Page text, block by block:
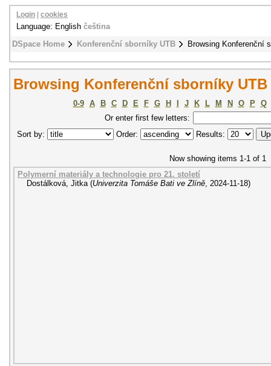
DSpace Home Konferenční sborníky UTB Browsing Konferenční
Login cookies
Language: English čeština
Browsing Konferenční sborníky
0-9 A B C D E F G H J K L M N O P
Q
Or enter first few letters:
Sort by:
Order: Results:
Now showing items 1-1 of 1
Polymerní materiály a technologie pro 21. století
Dostálková, Jitka (Univerzita Tomáše Bati ve Zlíně, 2024-11-18)